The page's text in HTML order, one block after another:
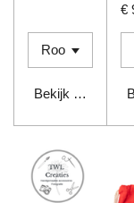
Bekijk details
€